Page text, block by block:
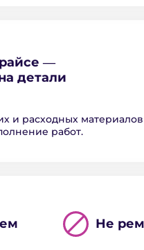
―
детали
и расходных
работ.
Не